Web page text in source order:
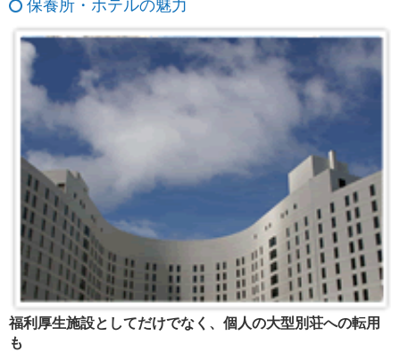
保養所・ホテルの魅力
福利厚生施設としてだけでなく、個人の大型別荘への転用
も